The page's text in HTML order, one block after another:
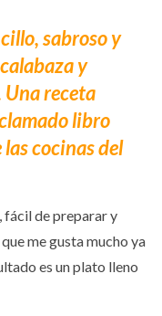
sabroso y
y
Una receta
libro
cocinas del
fácil de preparar y
me gusta mucho ya
es un plato lleno